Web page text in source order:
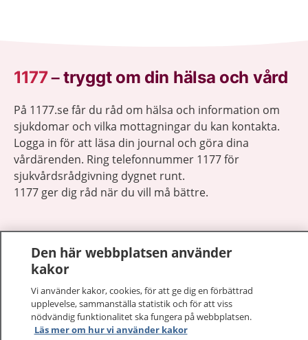
1177–tryggt om din hälsa och vård
På 1177.se får du råd om hälsa och information om
sjukdomar och vilka mottagningar du kan kontakta.
Logga in för att läsa din journal och göra dina
vårdärenden. Ring telefonnummer 1177 för
sjukvårdsrådgivning dygnet runt.
1177 ger dig råd när du vill må bättre.
1177 på flera språk
Om 1177
Den här webbplatsen använder
kakor
Vi använder kakor, cookies, för att ge dig en förbättrad
upplevelse, sammanställa statistik och för att viss
nödvändig funktionalitet ska fungera på webbplatsen.
Läs mer om hur vi använder kakor